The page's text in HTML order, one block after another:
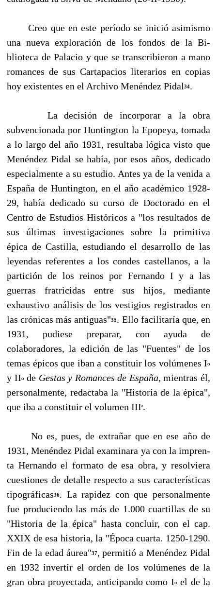
Creo que en este período se inició asimismo
una nueva exploración de los fondos de la Bi­
blioteca de Palacio y que se transcribieron a mano
romances de sus Cartapacios literarios en co­pias
hoy existentes en el Archivo Menéndez Pidal34.
La decisión de incorporar a la obra
subvencionada por Huntington la Epopeya, tomada
a lo largo del año 1931, resultaba lógica visto que
Menéndez Pidal se había, por esos años, dedica­do
especialmente a su estudio. Antes ya de la venida a
España de Huntington, en el año acadé­mico 1928-
29, había dedicado su curso de Doctorado en el
Centro de Estudios Históricos a "los resultados de
sus últimas investigaciones sobre la primitiva
épica de Castilla, estudiando el des­arrollo de las
leyendas referentes a los condes castellanos, a la
partición de los reinos por Fer­nando I y a las
guerras fratricidas entre sus hijos, mediante
exhaustivo análisis de los vestigios registrados en
las crónicas más antiguas"35. Ello facilitaría que, en
1931, pudiese preparar, con ayuda de
colaboradores, la edición de las "Fuentes" de los
temas épicos que iban a constituir los volúmenes Io
y IIo de Gestas y Romances de España,mientras él,
personalmente, redactaba la "Historia de la épica",
que iba a constituir el volumen IIIº.
No es, pues, de extrañar que en ese año de
1931, Menéndez Pidal examinara ya con la impren­
ta Hernando el formato de esa obra, y resolviera
cuestiones de detalle respecto a sus características
tipográficas36. La rapidez con que personalmente
fue produciendo las más de 1.000 cuartillas de su
"Historia de la épica" hasta concluir, con el cap.
XXIX de esa historia, la "Época cuarta. 1250-1290.
Fin de la edad áurea"37, permitió a Menéndez Pidal
en 1932 invertir el orden de los volúmenes de la
gran obra proyectada, anticipando como Io el de la